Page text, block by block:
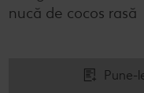
nucă de cocos rasă
Pune-